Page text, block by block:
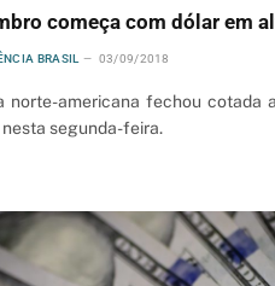
começa com dólar em
BRASIL 03/09/2018
norte-americana fechou cotada
nesta segunda-feira.